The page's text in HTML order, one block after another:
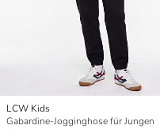
LCW Kids
Gabardine-Jogginghose für Jungen